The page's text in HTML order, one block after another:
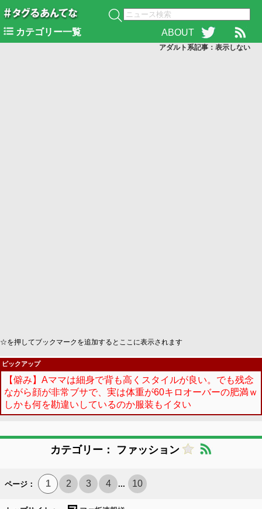
カテゴリー一覧 ABOUT
アダルト系記事：表示しない
☆を押してブックマークを追加するとここに表示されます
ピックアップ
【僻み】Aママは細身で背も高くスタイルが良い。でも残念
ながら顔が非常ブサで、実は体重が60キロオーバーの肥満ｗ
しかも何を勘違いしているのか服装もイタい
カテゴリー： ファッション